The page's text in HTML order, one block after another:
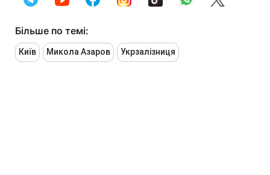
Більше по темі:
Київ Микола Азаров Укрзалізниця